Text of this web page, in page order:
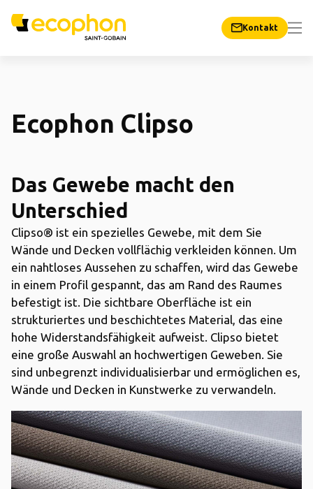
Kontakt
Ecophon Clipso
Das Gewebe macht den
Unterschied
Clipso® ist ein spezielles Gewebe, mit dem Sie
Wände und Decken vollflächig verkleiden können. Um
ein nahtloses Aussehen zu schaffen, wird das Gewebe
in einem Profil gespannt, das am Rand des Raumes
befestigt ist. Die sichtbare Oberfläche ist ein
strukturiertes und beschichtetes Material, das eine
hohe Widerstandsfähigkeit aufweist. Clipso bietet
eine große Auswahl an hochwertigen Geweben. Sie
sind unbegrenzt individualisierbar und ermöglichen es,
Wände und Decken in Kunstwerke zu verwandeln.